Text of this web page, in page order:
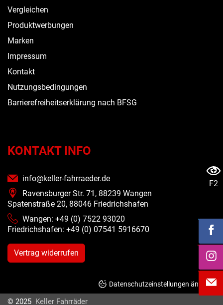
Vergleichen
Produktwerbungen
Marken
Impressum
Kontakt
Nutzungsbedingungen
Barrierefreiheitserklärung nach BFSG
KONTAKT INFO
info@keller-fahrraeder.de
Ravensburger Str. 71, 88239 Wangen
Spatenstraße 20, 88046 Friedrichshafen
Wangen: +49 (0) 7522 93020
Friedrichshafen: +49 (0) 07541 5916670
Vertrag widerrufen
Datenschutzeinstellungen ändern
© 2025 Keller Fahrräder
F2